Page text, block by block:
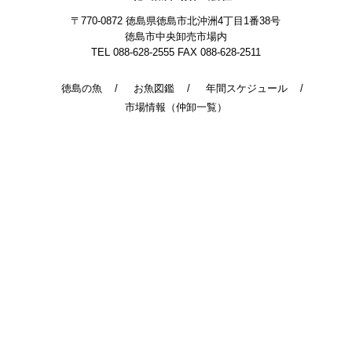
徳島の魚 お魚図鑑
年間スケジュール
市場情報（仲卸一覧）
〒770-0872徳島県徳島市北沖洲4丁目1番38号
徳島市中央卸売市場内
TEL 088-628-2555 FAX 088-628-2511